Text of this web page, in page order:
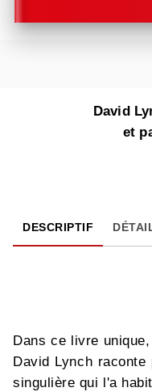
David
et
DESCRIPTIF
Dans ce livre
David Lynch
singulière qui l'a